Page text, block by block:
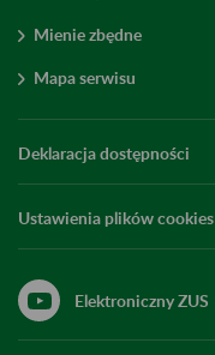
Mienie zbędne
Mapa serwisu
Deklaracja dostępności
Ustawienia plików cookies
Elektroniczny ZUS